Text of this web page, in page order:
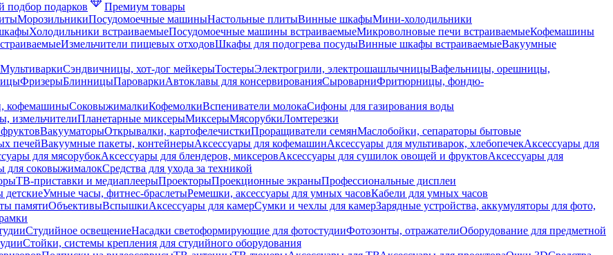
подбор подарков
Премиум товары
МорозильникиПосудомоечные машиныНастольные плитыВинные шкафыМини-холодильники
Холодильники встраиваемыеПосудомоечные машины встраиваемыеМикроволновые печи встраиваемыеКофемашины
Измельчители пищевых отходовШкафы для подогрева посудыВинные шкафы встраиваемыеВакуумные
МультиваркиСэндвичницы, хот-дог мейкерыТостерыЭлектрогрили, электрошашлычницыВафельницы, орешницы,
ФризерыБлинницыПароваркиАвтоклавы для консервированияСыроварниФритюрницы, фондю-
кофемашиныСоковыжималкиКофемолкиВспениватели молокаСифоны для газирования воды
измельчителиПланетарные миксерыМиксерыМясорубкиЛомтерезки
ВакууматорыОткрывалки, картофелечисткиПроращиватели семянМаслобойки, сепараторы бытовые
печейВакуумные пакеты, контейнерыАксессуары для кофемашинАксессуары для мультиварок, хлебопечекАксессуары для
для мясорубокАксессуары для блендеров, миксеровАксессуары для сушилок овощей и фруктовАксессуары для
для соковыжималокСредства для ухода за техникой
ТВ-приставки и медиаплеерыПроекторыПроекционные экраныПрофессиональные дисплеи
детскиеУмные часы, фитнес-браслетыРемешки, аксессуары для умных часовКабели для умных часов
памятиОбъективыВспышкиАксессуары для камерСумки и чехлы для камерЗарядные устройства, аккумуляторы для фото,
Студийное освещениеНасадки светоформирующие для фотостудииФотозонты, отражателиОборудование для предметной
Стойки, системы крепления для студийного оборудования